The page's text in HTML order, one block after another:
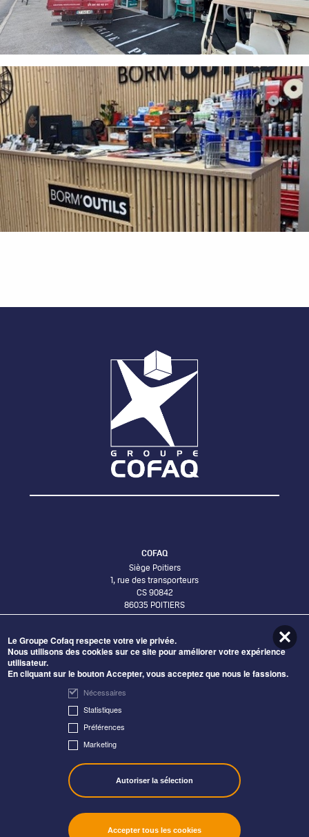
COFAQ
Siège Poitiers
1, rue des transporteurs
CS 90842
86035 POITIERS
Bureaux Lyon
58 Avenue Leclerc
ADHÉRER AU GROUPE COFAQ
DEVENIR FOURNISSEUR
DÉCOUVRIR NOS OFFRES
DÉCOUVREZ NOS IMPLANTATIONS
Le Groupe Cofaq respecte votre vie privée.
Nous utilisons des cookies sur ce site pour améliorer votre expérience
utilisateur.
En cliquant sur le bouton Accepter, vous acceptez que nous le fassions.
Nécessaires
Statistiques
Préférences
Marketing
Autoriser la sélection
Accepter tous les cookies